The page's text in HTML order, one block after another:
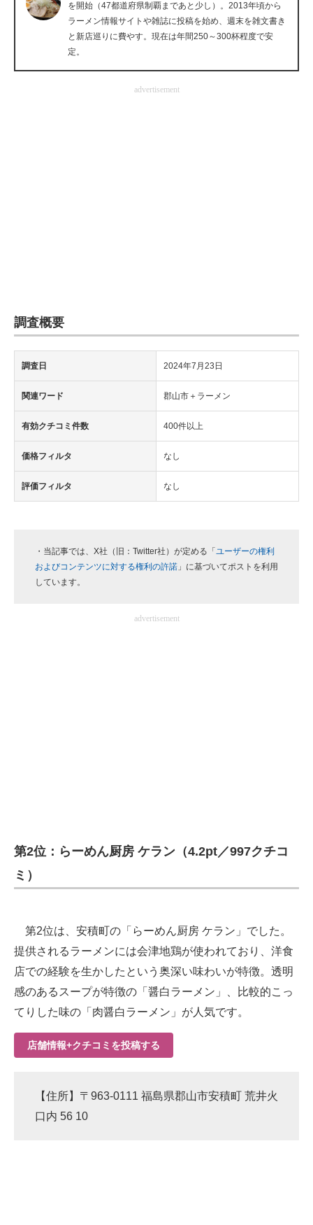
IT製品の技術・比較・事例
製造業のIT導入・活用を支援
を開始（47都道府県制覇まであと少し）。2013年頃から
ラーメン情報サイトや雑誌に投稿を始め、週末を雑文書き
と新店巡りに費やす。現在は年間250～300杯程度で安
定。
advertisement
調査概要
調査日 2024年7月23日
関連ワード 郡山市＋ラーメン
有効クチコミ件数 400件以上
価格フィルタ なし
評価フィルタ なし
・当記事では、X社（旧：Twitter社）が定める「 ユーザーの権利
およびコンテンツに対する権利の許諾 」に基づいてポストを利用
しています。
advertisement
第2位：らーめん厨房 ケラン（4.2pt／997クチコ
ミ）
第2位は、安積町の「らーめん厨房 ケラン」でした。
提供されるラーメンには会津地鶏が使われており、洋食
店での経験を生かしたという奥深い味わいが特徴。透明
感のあるスープが特徴の「醤白ラーメン」、比較的こっ
てりした味の「肉醤白ラーメン」が人気です。
店舗情報+クチコミを投稿する
【住所】〒963-0111 福島県郡山市安積町 荒井火
口内 56 10